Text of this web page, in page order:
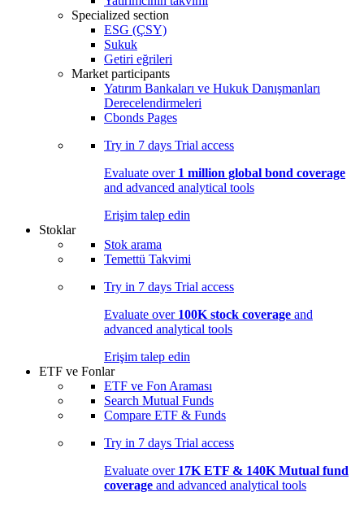
Specialized section
ESG (ÇSY)
Sukuk
Getiri eğrileri
Market participants
Yatırım Bankaları ve Hukuk Danışmanları
Derecelendirmeleri
Cbonds Pages
Try in 7 days Trial access
Evaluate over 1 million global bond coverage
and advanced analytical tools
Erişim talep edin
Stoklar
Stok arama
Temettü Takvimi
Try in 7 days Trial access
Evaluate over 100K stock coverage and
advanced analytical tools
Erişim talep edin
ETF ve Fonlar
ETF ve Fon Araması
Search Mutual Funds
Compare ETF & Funds
Try in 7 days Trial access
Evaluate over 17K ETF & 140K Mutual fund
coverage and advanced analytical tools